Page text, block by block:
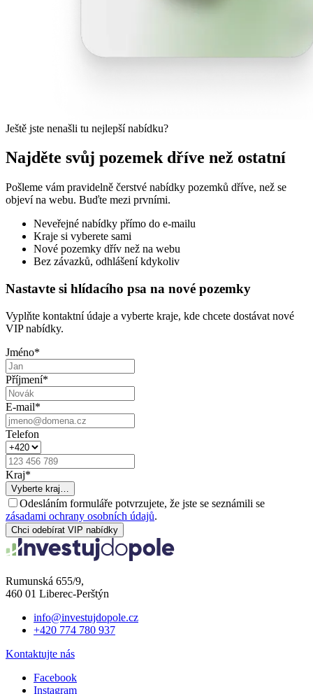
Ještě jste nenašli tu nejlepší nabídku?
Najděte svůj pozemek dříve než ostatní
Pošleme vám pravidelně čerstvé nabídky pozemků dříve, než se
objeví na webu. Buďte mezi prvními.
Neveřejné nabídky přímo do e-mailu
Kraje si vyberete sami
Nové pozemky dřív než na webu
Bez závazků, odhlášení kdykoliv
Nastavte si hlídacího psa na nové pozemky
Vyplňte kontaktní údaje a vyberte kraje, kde chcete dostávat nové
VIP nabídky.
Jméno*
Příjmení*
E-mail*
Telefon
Kraj*
Vyberte kraj…
Odesláním formuláře potvrzujete, že jste se seznámili se
zásadami ochrany osobních údajů.
Chci odebírat VIP nabídky
Rumunská 655/9,
460 01 Liberec-Perštýn
info@investujdopole.cz
+420 774 780 937
Kontaktujte nás
Facebook
Instagram